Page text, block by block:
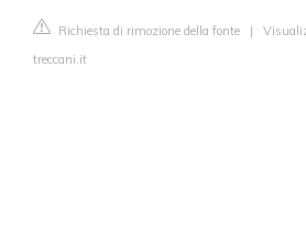
Richiesta di rimozione della fonte |
treccani.it